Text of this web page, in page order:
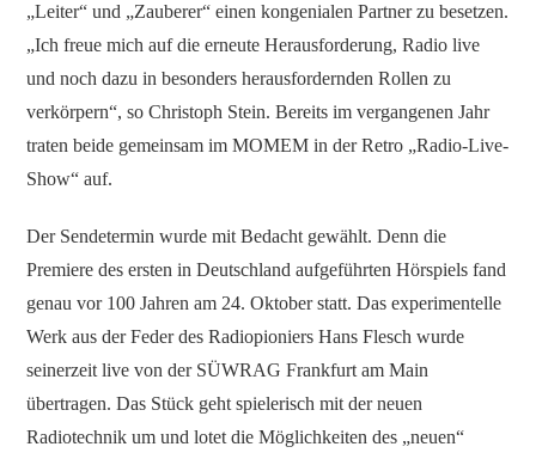
„Leiter“ und „Zauberer“ einen kongenialen Partner zu besetzen.
„Ich freue mich auf die erneute Herausforderung, Radio live
und noch dazu in besonders herausfordernden Rollen zu
verkörpern“, so Christoph Stein. Bereits im vergangenen Jahr
traten beide gemeinsam im MOMEM in der Retro „Radio-Live-
Show“ auf.
Der Sendetermin wurde mit Bedacht gewählt. Denn die
Premiere des ersten in Deutschland aufgeführten Hörspiels fand
genau vor 100 Jahren am 24. Oktober statt. Das experimentelle
Werk aus der Feder des Radiopioniers Hans Flesch wurde
seinerzeit live von der SÜWRAG Frankfurt am Main
übertragen. Das Stück geht spielerisch mit der neuen
Radiotechnik um und lotet die Möglichkeiten des „neuen“